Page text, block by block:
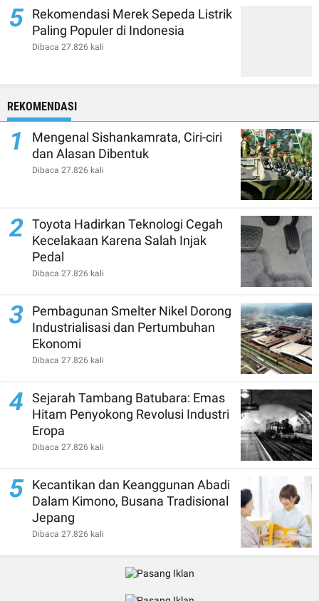
5 Rekomendasi Merek Sepeda Listrik
Paling Populer di Indonesia
Dibaca 27.826 kali
REKOMENDASI
1
Mengenal Sishankamrata, Ciri-ciri
dan Alasan Dibentuk
Dibaca 27.826 kali
2 Toyota Hadirkan Teknologi Cegah
Kecelakaan Karena Salah Injak
Pedal
Dibaca 27.826 kali
3
Pembagunan Smelter Nikel Dorong
Industrialisasi dan Pertumbuhan
Ekonomi
Dibaca 27.826 kali
4
Sejarah Tambang Batubara: Emas
Hitam Penyokong Revolusi Industri
Eropa
Dibaca 27.826 kali
5 Kecantikan dan Keanggunan Abadi
Dalam Kimono, Busana Tradisional
Jepang
Dibaca 27.826 kali